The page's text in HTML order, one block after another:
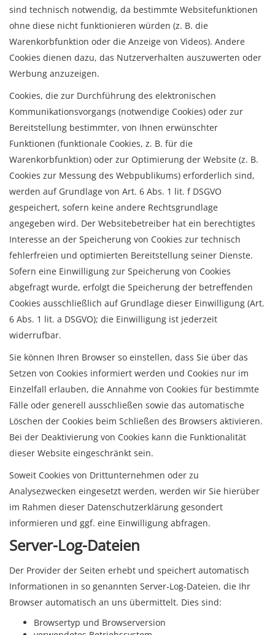
sind technisch notwendig, da bestimmte Websitefunktionen
ohne diese nicht funktionieren würden (z. B. die
Warenkorbfunktion oder die Anzeige von Videos). Andere
Cookies dienen dazu, das Nutzerverhalten auszuwerten oder
Werbung anzuzeigen.
Cookies, die zur Durchführung des elektronischen
Kommunikationsvorgangs (notwendige Cookies) oder zur
Bereitstellung bestimmter, von Ihnen erwünschter
Funktionen (funktionale Cookies, z. B. für die
Warenkorbfunktion) oder zur Optimierung der Website (z. B.
Cookies zur Messung des Webpublikums) erforderlich sind,
werden auf Grundlage von Art. 6 Abs. 1 lit. f DSGVO
gespeichert, sofern keine andere Rechtsgrundlage
angegeben wird. Der Websitebetreiber hat ein berechtigtes
Interesse an der Speicherung von Cookies zur technisch
fehlerfreien und optimierten Bereitstellung seiner Dienste.
Sofern eine Einwilligung zur Speicherung von Cookies
abgefragt wurde, erfolgt die Speicherung der betreffenden
Cookies ausschließlich auf Grundlage dieser Einwilligung (Art.
6 Abs. 1 lit. a DSGVO); die Einwilligung ist jederzeit
widerrufbar.
Sie können Ihren Browser so einstellen, dass Sie über das
Setzen von Cookies informiert werden und Cookies nur im
Einzelfall erlauben, die Annahme von Cookies für bestimmte
Fälle oder generell ausschließen sowie das automatische
Löschen der Cookies beim Schließen des Browsers aktivieren.
Bei der Deaktivierung von Cookies kann die Funktionalität
dieser Website eingeschränkt sein.
Soweit Cookies von Drittunternehmen oder zu
Analysezwecken eingesetzt werden, werden wir Sie hierüber
im Rahmen dieser Datenschutzerklärung gesondert
informieren und ggf. eine Einwilligung abfragen.
Server-Log-Dateien
Der Provider der Seiten erhebt und speichert automatisch
Informationen in so genannten Server-Log-Dateien, die Ihr
Browser automatisch an uns übermittelt. Dies sind:
Browsertyp und Browserversion